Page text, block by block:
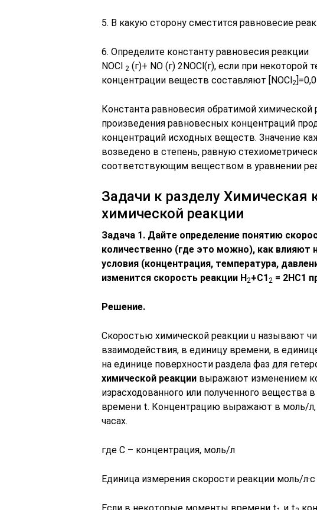
5. В какую сторону сместится равновесие
6. Определите константу равновесия реакции
NOCl 2 (г)+ NO (г) 2NOCl(г), если при некоторой
концентрации веществ составляют [NOCl2
Константа равновесия обратимой
произведения равновесных концентраций
концентраций исходных веществ. Значение
возведено в степень, равную
соответствующим веществом в уравнении
Задачи к разделу Химическая
химической реакции
Задача 1. Дайте определение понятию
количественно (где это можно), как влия­ют
условия (концентрация, тем­пература,
изменится скорость реакции Н2+С12 = 2НС1
Решение.
Скоростью химической реакции u называют
взаимодействия, в единицу времени, в
на единице поверхности раздела фаз для
химической реакции выражают изменением
израсходованного или полученного вещества
времени t. Концентрацию выражают в моль/л,
часах.
где C – концентрация, моль/л
Единица измерения скорости реакции моль/л·с